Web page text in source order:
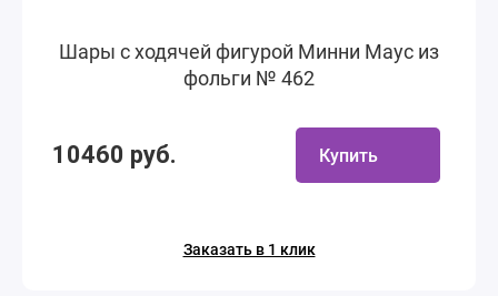
Шары с ходячей фигурой Минни Маус из
фольги № 462
10460 руб. Купить
Заказать в 1 клик